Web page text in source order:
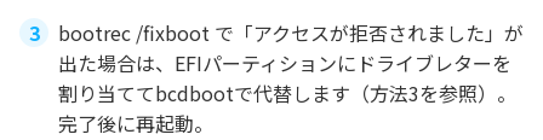
bootrec /fixboot で「アクセスが拒否されました」が
出た場合は、EFIパーティションにドライブレターを
割り当ててbcdbootで代替します（方法3を参照）。
完了後に再起動。